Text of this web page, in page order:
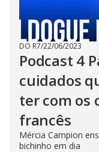
DO R7/22/06/2023
Podcast 4
cuidados
ter com os
francês
Mércia Campion
bichinho em dia